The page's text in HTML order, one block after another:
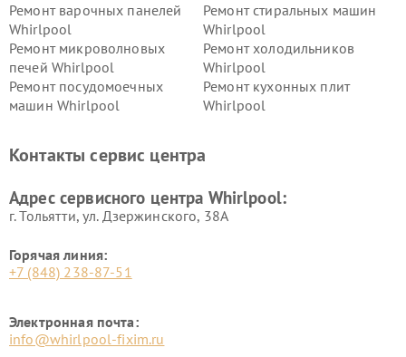
Ремонт варочных панелей
Whirlpool
Ремонт стиральных машин
Whirlpool
Ремонт микроволновых
печей Whirlpool
Ремонт холодильников
Whirlpool
Ремонт посудомоечных
машин Whirlpool
Ремонт кухонных плит
Whirlpool
Контакты сервис центра
Адрес сервисного центра Whirlpool:
г. Тольятти, ул. Дзержинского, 38А
Горячая линия:
+7 (848) 238-87-51
Электронная почта:
info@whirlpool-fixim.ru